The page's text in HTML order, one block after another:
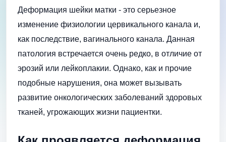
Деформация шейки матки - это серьезное
изменение физиологии цервикального канала и,
как последствие, вагинального канала. Данная
патология встречается очень редко, в отличие от
эрозий или лейкоплакии. Однако, как и прочие
подобные нарушения, она может вызывать
развитие онкологических заболеваний здоровых
тканей, угрожающих жизни пациентки.